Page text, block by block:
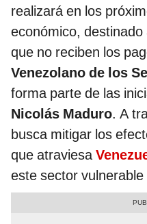
realizará en los
económico,
que no reciben los
Venezolano de los
forma parte de las
Nicolás Maduro. A
busca mitigar los
que atraviesa
este sector vulnerable